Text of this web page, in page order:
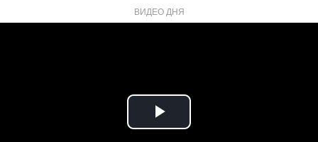
ВИДЕО ДНЯ
Play